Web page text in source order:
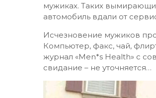
мужиках. Таких
автомобиль вдали от
Исчезновение мужиков
Компьютер, факс, чай,
журнал «Men*s Health» с
свидание – не уточняется…